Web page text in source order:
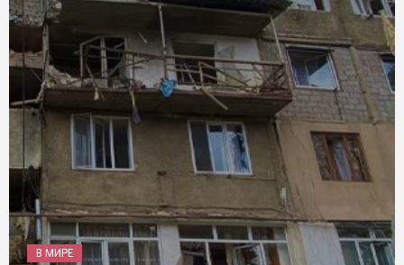
В МИРЕ